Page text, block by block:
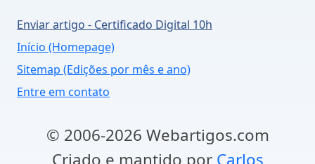
Enviar artigo - Certificado Digital 10h
Início (Homepage)
Sitemap (Edições por mês e ano)
Entre em contato
© 2006-2026 Webartigos.com
Criado e mantido por Carlos